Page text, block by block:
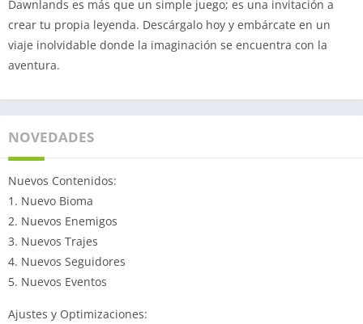
Dawnlands es más que un simple juego; es una invitación a
crear tu propia leyenda. Descárgalo hoy y embárcate en un
viaje inolvidable donde la imaginación se encuentra con la
aventura.
NOVEDADES
Nuevos Contenidos:
1. Nuevo Bioma
2. Nuevos Enemigos
3. Nuevos Trajes
4. Nuevos Seguidores
5. Nuevos Eventos
Ajustes y Optimizaciones: